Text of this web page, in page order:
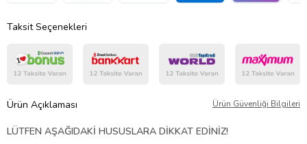
Taksit Seçenekleri
Ürün Açıklaması Ürün Güvenliği Bilgileri
LÜTFEN AŞAĞIDAKİ HUSUSLARA DİKKAT EDİNİZ!